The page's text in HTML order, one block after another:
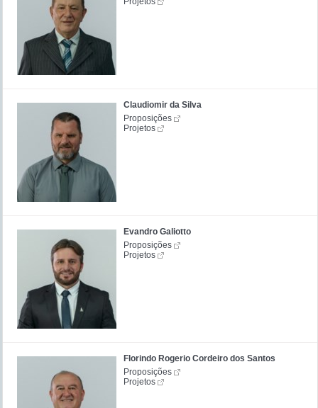
Claudiomir da Silva
Proposições
Projetos
Evandro Galiotto
Proposições
Projetos
Florindo Rogerio Cordeiro dos Santos
Proposições
Projetos